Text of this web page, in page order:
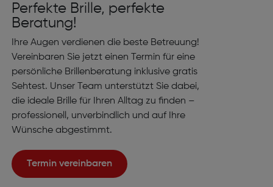
Perfekte Brille, perfekte
Beratung!
Ihre Augen verdienen die beste Betreuung!
Vereinbaren Sie jetzt einen Termin für eine
persönliche Brillenberatung inklusive gratis
Sehtest. Unser Team unterstützt Sie dabei,
die ideale Brille für Ihren Alltag zu finden –
professionell, unverbindlich und auf Ihre
Wünsche abgestimmt.
Termin vereinbaren